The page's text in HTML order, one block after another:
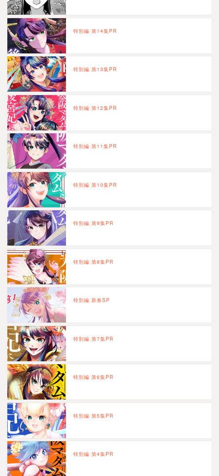
特別編 第14集PR
特別編 第13集PR
特別編 第12集PR
特別編 第11集PR
特別編 第10集PR
特別編 第9集PR
特別編 第8集PR
特別編 新春SP
特別編 第7集PR
特別編 第6集PR
特別編 第5集PR
特別編 第4集PR